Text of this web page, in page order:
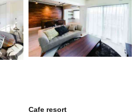
Cafe resort